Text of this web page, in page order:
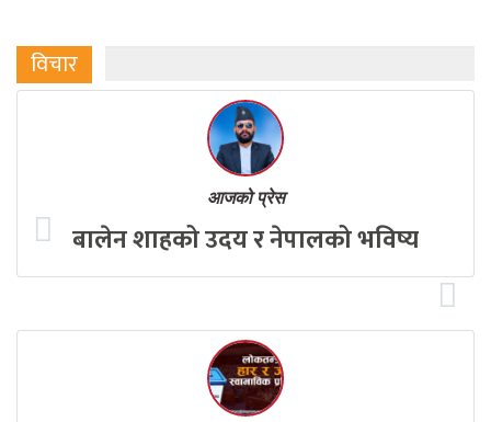
विचार
आजको प्रेस
बालेन शाहको उदय र नेपालको भविष्य